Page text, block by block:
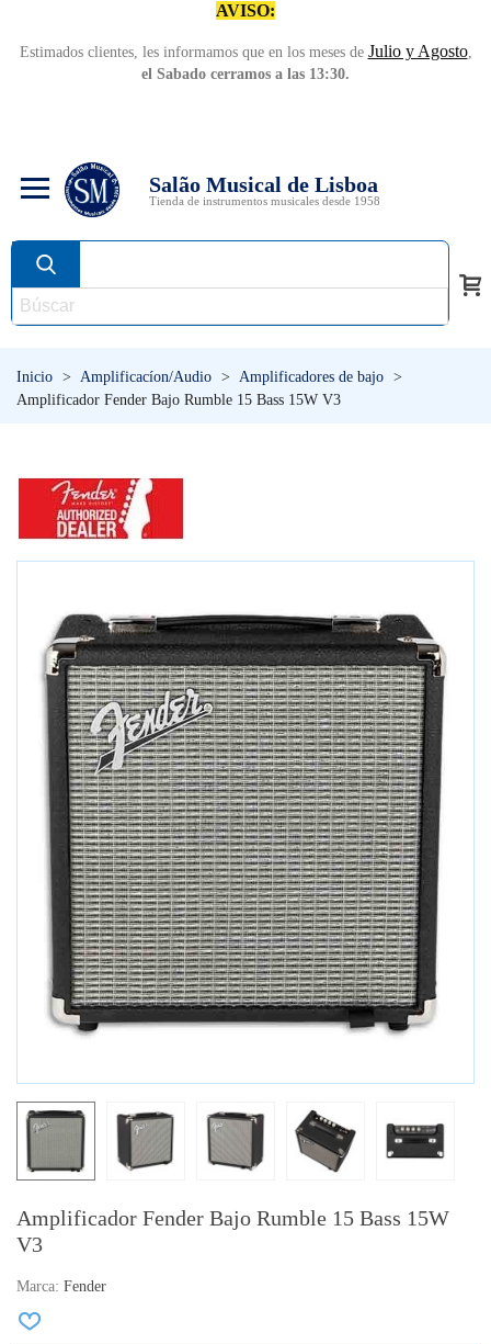
AVISO:
Estimados clientes, les informamos que en los meses de Julio y Agosto,
el Sabado cerramos a las 13:30.
Salão Musical de Lisboa
Tienda de instrumentos musicales desde 1958
Inicio > Amplificacíon/Audio > Amplificadores de bajo >
Amplificador Fender Bajo Rumble 15 Bass 15W V3
Amplificador Fender Bajo Rumble 15 Bass 15W
V3
Marca: Fender